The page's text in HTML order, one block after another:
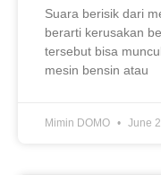
Suara berisik dari
berarti kerusakan
tersebut bisa
mesin bensin atau
Mimin DOMO June